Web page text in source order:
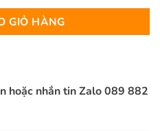
GIỎ HÀNG
hoặc nhắn tin Zalo 089 882